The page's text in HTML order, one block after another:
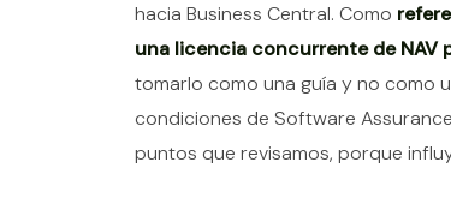
hacia Business Central. Como
una licencia concurrente de NAV
tomarlo como una guía y no como
condiciones de Software
puntos que revisamos, porque